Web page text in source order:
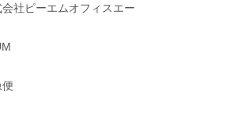
社ピーエムオフィスエー